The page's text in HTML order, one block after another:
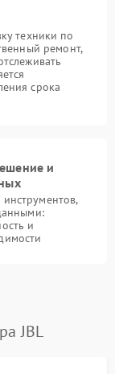
техники по
ремонт,
срока
и
и
JBL